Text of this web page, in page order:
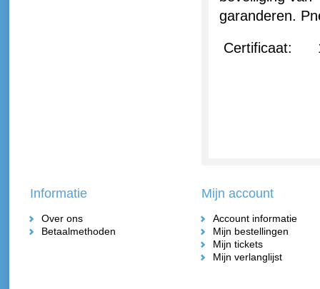
garanderen.
Certificaat:
Informatie
Over ons
Betaalmethoden
Mijn account
Account informatie
Mijn bestellingen
Mijn tickets
Mijn verlanglijst